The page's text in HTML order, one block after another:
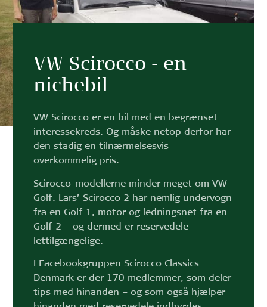
VW Scirocco - en
nichebil
VW Scirocco er en bil med en begrænset
interessekreds. Og måske netop derfor har
den stadig en tilnærmelsesvis
overkommelig pris.
Scirocco-modellerne minder meget om VW
Golf. Lars’ Scirocco 2 har nemlig undervogn
fra en Golf 1, motor og ledningsnet fra en
Golf 2 – og dermed er reservedele
lettilgængelige.
I Facebookgruppen Scirocco Classics
Denmark er der 170 medlemmer, som deler
tips med hinanden – og som også hjælper